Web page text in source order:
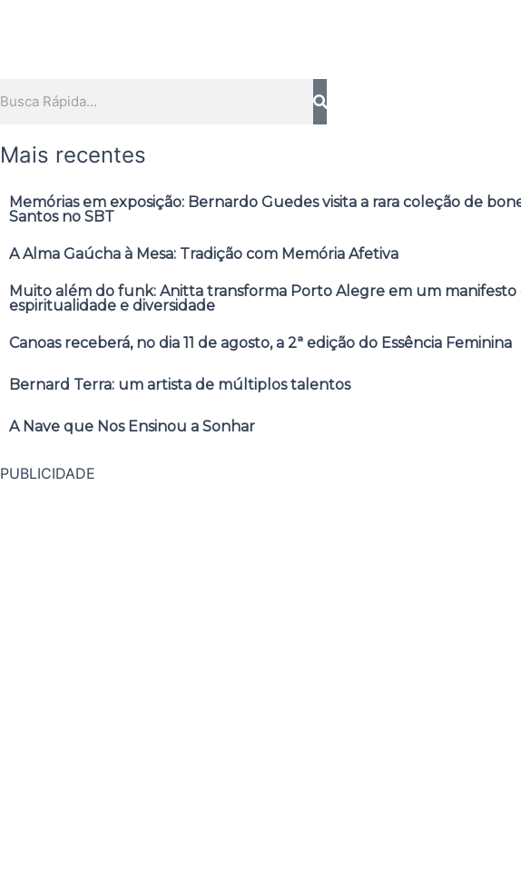
Mais recentes
Memórias em exposição: Bernardo Guedes visita a rara coleção de
Santos no SBT
A Alma Gaúcha à Mesa: Tradição com Memória Afetiva
Muito além do funk: Anitta transforma Porto Alegre em um manifesto
espiritualidade e diversidade
Canoas receberá, no dia 11 de agosto, a 2ª edição do Essência Feminina
Bernard Terra: um artista de múltiplos talentos
A Nave que Nos Ensinou a Sonhar
PUBLICIDADE